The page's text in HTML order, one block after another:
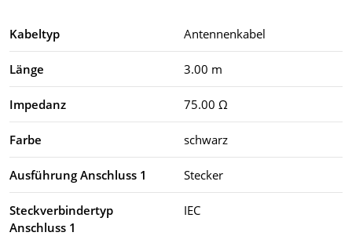
Kabeltyp Antennenkabel
Länge 3.00 m
Impedanz 75.00 Ω
Farbe schwarz
Ausführung Anschluss 1 Stecker
Steckverbindertyp
Anschluss 1
IEC